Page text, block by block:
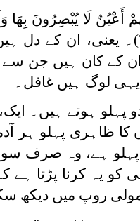
أَعْيُنٌ لَا يُبْصِرُونَ بِهَا
(7:179)۔ یعنی، ان کے
کے کان ہیں جن
یہی لوگ ہیں غافل۔
ہوتے ہیں۔
کا ظاہری پہلو
پہلو ہے، وہ صرف
کو یہ کرنا پڑتا ہے
روپ میں دیکھ